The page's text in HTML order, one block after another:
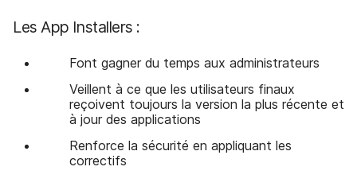
Les App Installers :
Font gagner du temps aux administrateurs
Veillent à ce que les utilisateurs finaux
reçoivent toujours la version la plus récente et
à jour des applications
Renforce la sécurité en appliquant les
correctifs